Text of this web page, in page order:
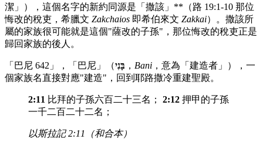
潔」），這個名字的新約同源是「撒該」**（路 19:1-10 那位
悔改的稅吏，希臘文 Zakchaios 即希伯來文 Zakkai）。撒該所
屬的家族很可能就是這個"薩改的子孫"，那位悔改的稅吏正是
歸回家族的後人。
「巴尼 642」，「巴尼」（בָּנִי ， Bani ，意為「建造者」），一
個家族名直接對應"建造"，回到耶路撒冷重建聖殿。
2:11 比拜的子孫六百二十三名； 2:12 押甲的子孫
一千二百二十二名；
以斯拉記 2:11（和合本）